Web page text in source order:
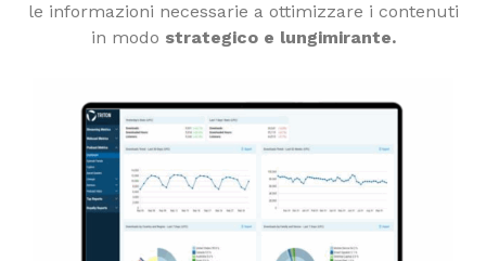
le informazioni necessarie a ottimizzare i contenuti
in modo strategico e lungimirante.